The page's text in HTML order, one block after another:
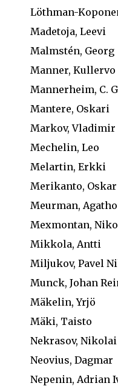
Löthman-
Madetoja, Leevi
Malmstén, Georg
Manner, Kullervo
Mannerheim, C.
Mantere, Oskari
Markov, Vladimir
Mechelin, Leo
Melartin, Erkki
Merikanto, Oskar
Meurman,
Mexmontan,
Mikkola, Antti
Miljukov, Pavel
Munck, Johan
Mäkelin, Yrjö
Mäki, Taisto
Nekrasov,
Neovius, Dagmar
Nepenin, Adrian